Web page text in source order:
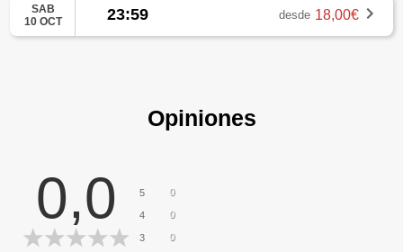
SAB
10 OCT
23:59 desde 18,00€
Opiniones
0,0 5 0
4 0
3 0